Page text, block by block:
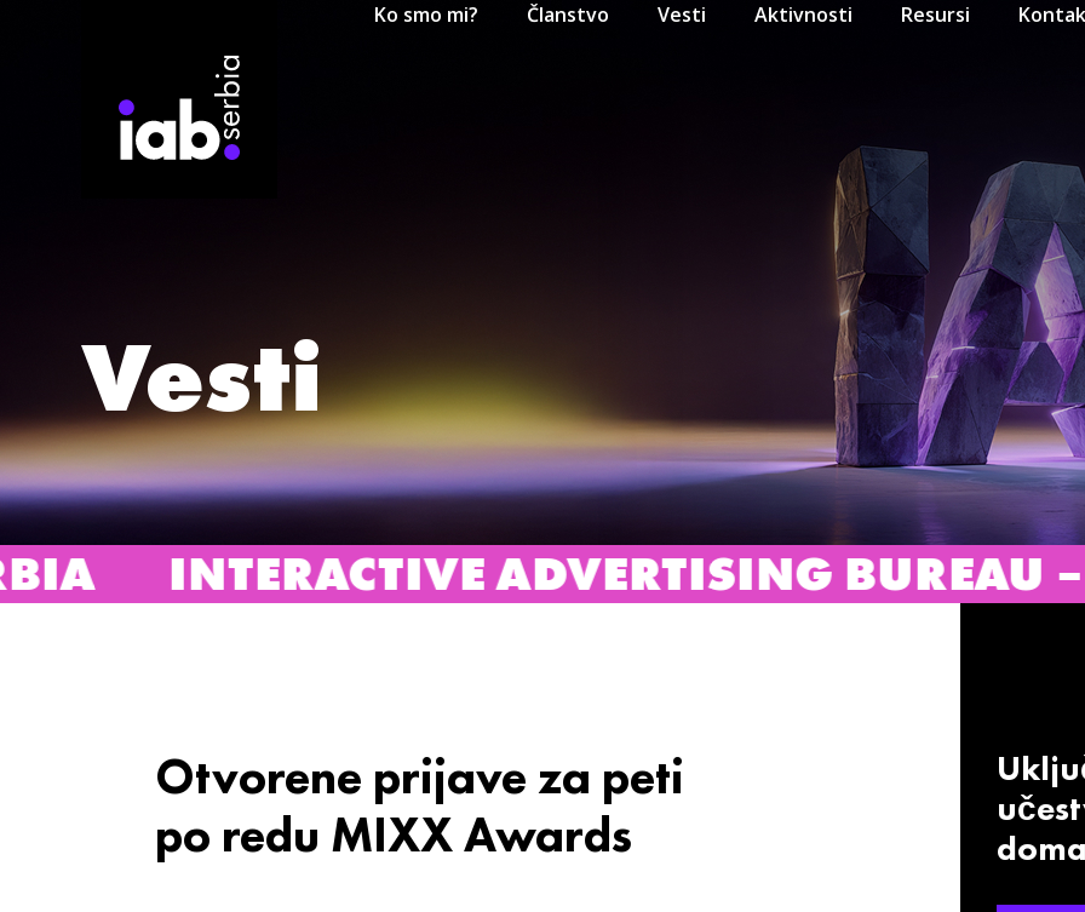
Ko smo mi? Članstvo Vesti Aktivnosti Resursi
Vesti
ADVERTISING BUREAU – IAB SERBIA
Otvorene prijave za peti
po redu MIXX Awards